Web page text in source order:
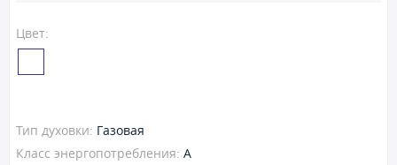
Цвет:
Тип духовки: Газовая
Класс энергопотребления: A